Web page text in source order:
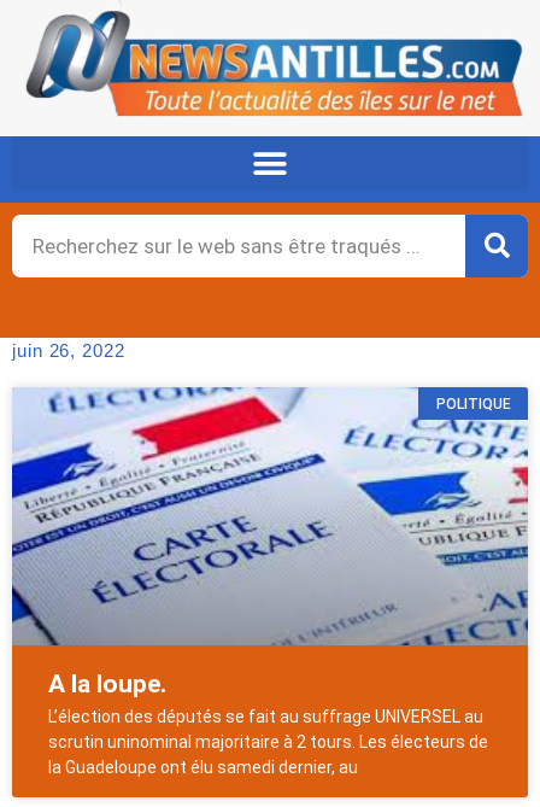
contenu
Rechercher
juin 26, 2022
POLITIQUE
A la loupe.
L’élection des députés se fait au suffrage UNIVERSEL au
scrutin uninominal majoritaire à 2 tours. Les électeurs de
la Guadeloupe ont élu samedi dernier, au